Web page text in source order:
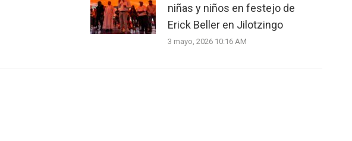
niñas y niños en festejo de
Erick Beller en Jilotzingo
3 mayo, 2026 10:16 AM